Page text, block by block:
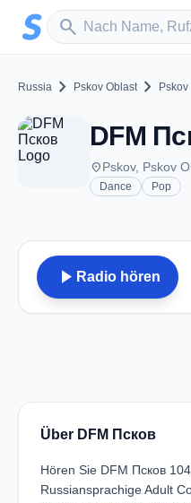
Zum Hauptinhalt springen
search
Sender suchen
Russia chevron_right Pskov Oblast chevron_right Pskov
placePskov, Pskov
Dance
Pop
play_arrow Radio hören
Über DFM Псков
Hören Sie DFM Псков
Russiansprachige Adult